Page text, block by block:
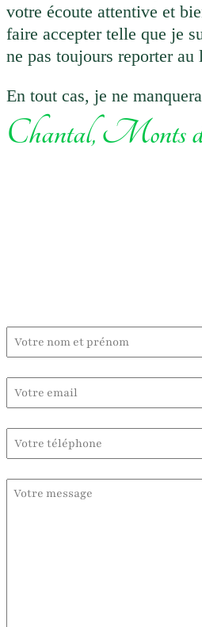
votre écoute attentive et
faire accepter telle que je
ne pas toujours reporter au
En tout cas, je ne
Chantal, Monts